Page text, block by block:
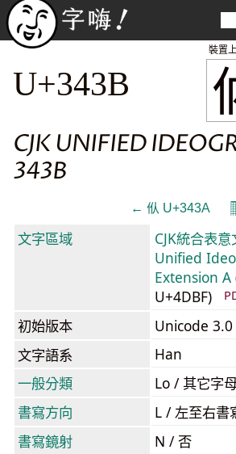
裝置
U+343B
CJK UNIFIED
343B
← 㐺 U+343A
文字區域
CJK統合表
Unified
Extension A
U+4DBF)
初始版本
Unicode
文字語系
Han
一般分類
Lo / 其它字
書寫方向
L / 左至右書
書寫鏡射
N / 否